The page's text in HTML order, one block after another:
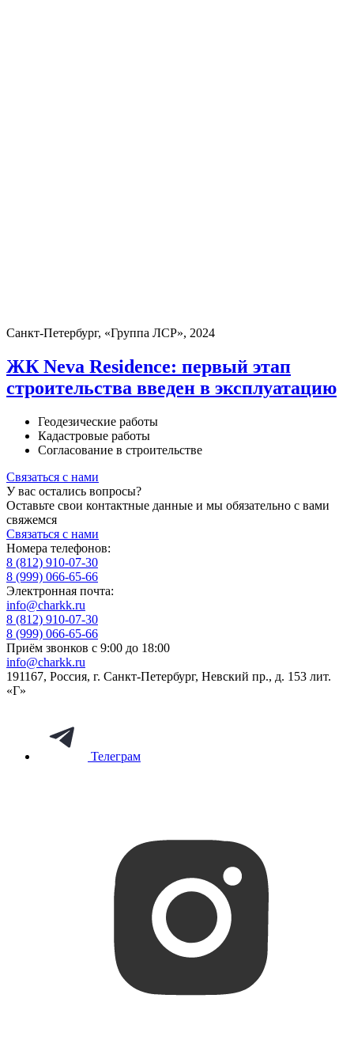
Санкт-Петербург, «Группа ЛСР», 2024
ЖК Neva Residence: первый этап
строительства введен в эксплуатацию
Геодезические работы
Кадастровые работы
Согласование в строительстве
Связаться с нами
У вас остались вопросы?
Оставьте свои контактные данные и мы обязательно с вами
свяжемся
Связаться с нами
Номера телефонов:
8 (812) 910-07-30
8 (999) 066-65-66
Электронная почта:
info@charkk.ru
8 (812) 910-07-30
8 (999) 066-65-66
Приём звонков с 9:00 до 18:00
info@charkk.ru
191167, Россия, г. Санкт-Петербург, Невский пр., д. 153 лит.
«Г»
Телеграм